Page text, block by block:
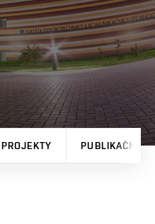
PROJEKTY PUBLIKAČNÍ